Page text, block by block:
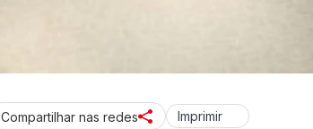
Compartilhar nas redes Imprimir